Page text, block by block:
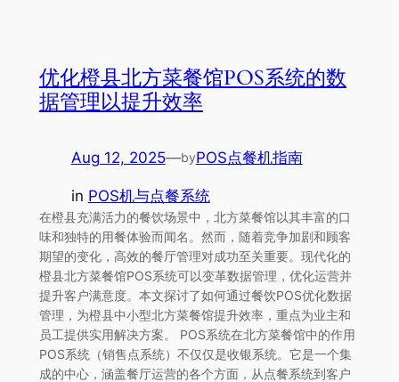
优化橙县北方菜餐馆POS系统的数
据管理以提升效率
Aug 12, 2025—byPOS点餐机指南
in POS机与点餐系统
在橙县充满活力的餐饮场景中，北方菜餐馆以其丰富的口
味和独特的用餐体验而闻名。然而，随着竞争加剧和顾客
期望的变化，高效的餐厅管理对成功至关重要。现代化的
橙县北方菜餐馆POS系统可以变革数据管理，优化运营并
提升客户满意度。本文探讨了如何通过餐饮POS优化数据
管理，为橙县中小型北方菜餐馆提升效率，重点为业主和
员工提供实用解决方案。 POS系统在北方菜餐馆中的作用
POS系统（销售点系统）不仅仅是收银系统。它是一个集
成的中心，涵盖餐厅运营的各个方面，从点餐系统到客户